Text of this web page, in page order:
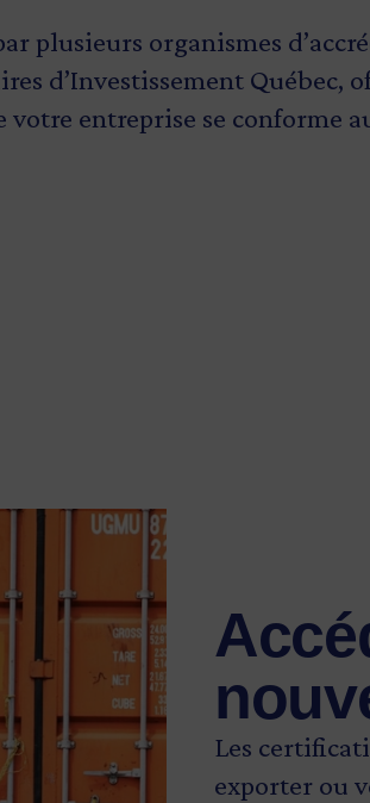
plusieurs organismes
d’Investissement Québec,
entreprise se conforme
Les
exporter ou